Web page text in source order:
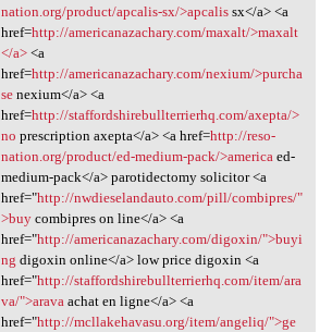
nation.org/product/apcalis-sx/>apcalissx</a> <a
href=http://americanazachary.com/maxalt/>maxalt
</a><a
href=http://americanazachary.com/nexium/>purcha
senexium</a> <a
href=http://staffordshirebullterrierhq.com/axepta/>
no prescription axepta</a> <a href=http://reso-
nation.org/product/ed-medium-pack/>america ed-
medium-pack</a> parotidectomy solicitor <a
href="http://nwdieselandauto.com/pill/combipres/"
>buycombipres on line</a> <a
href="http://americanazachary.com/digoxin/">buyi
ng digoxin online</a> low price digoxin <a
href="http://staffordshirebullterrierhq.com/item/ara
va/">arava achat en ligne</a> <a
href="http://mcllakehavasu.org/item/angeliq/">ge